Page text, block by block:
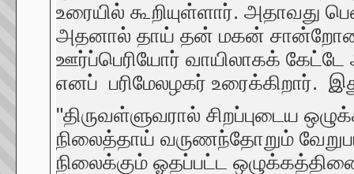
உரையில் கூறியுள்ளார். அதாவது
அதனால் தாய் தன் மகன்
ஊர்ப்பெரியோர் வாயிலாகக்
எனப் பரிமேலழகர் உரைக்கிறார்.
"திருவள்ளுவரால் சிறப்புடைய
நிலைத்தாய் வருணந்தோறும்
நிலைக்கும் ஓதப்பட்ட